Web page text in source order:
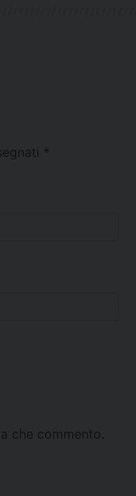
*
che commento.